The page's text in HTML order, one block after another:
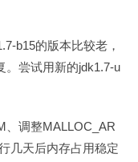
b15的版本比较老，
。尝试用新的jdk1.7-u
、调整MALLOC_AR
几天后内存占用稳定